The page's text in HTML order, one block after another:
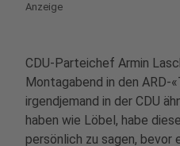
Anzeige
CDU-Parteichef Armin
Montagabend in den ARD-
irgendjemand in der CDU
haben wie Löbel, habe
persönlich zu sagen,